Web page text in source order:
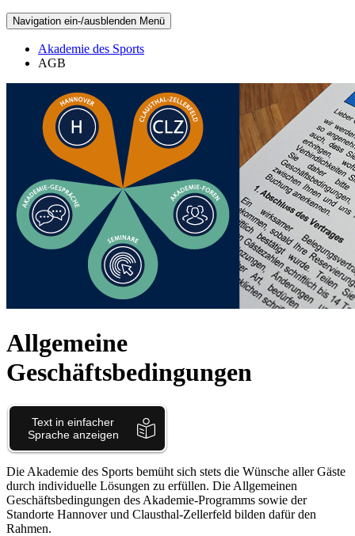
Navigation ein-/ausblenden Menü
Akademie des Sports
AGB
Allgemeine
Geschäftsbedingungen
Die Akademie des Sports bemüht sich stets die Wünsche aller Gäste
durch individuelle Lösungen zu erfüllen. Die Allgemeinen
Geschäftsbedingungen des Akademie-Programms sowie der
Standorte Hannover und Clausthal-Zellerfeld bilden dafür den
Rahmen.